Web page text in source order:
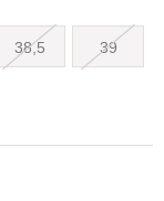
38,5 39